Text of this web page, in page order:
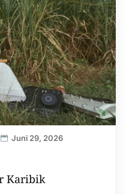
Juni 29, 2026
Karibik